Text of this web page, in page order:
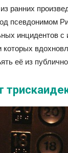
ранних
псевдонимом
инцидентов с
которых
её из